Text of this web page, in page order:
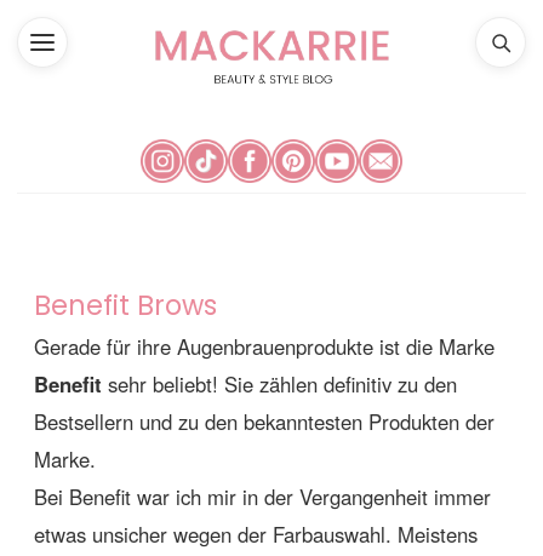
Benefit Brows
Gerade für ihre Augenbrauenprodukte ist die Marke
Benefit sehr beliebt! Sie zählen definitiv zu den
Bestsellern und zu den bekanntesten Produkten der
Marke.
Bei Benefit war ich mir in der Vergangenheit immer
etwas unsicher wegen der Farbauswahl. Meistens